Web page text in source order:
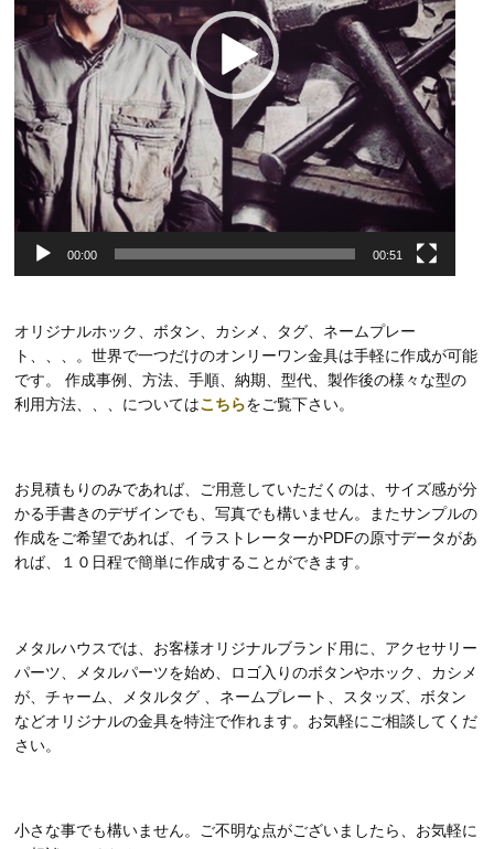
00:00 00:51
オリジナルホック、ボタン、カシメ、タグ、ネームプレー
ト、、、。世界で一つだけのオンリーワン金具は手軽に作成が可能
です。 作成事例、方法、手順、納期、型代、製作後の様々な型の
利用方法、、、についてはこちらをご覧下さい。
お見積もりのみであれば、ご用意していただくのは、サイズ感が分
かる手書きのデザインでも、写真でも構いません。またサンプルの
作成をご希望であれば、イラストレーターかPDFの原寸データがあ
れば、１０日程で簡単に作成することができます。
メタルハウスでは、お客様オリジナルブランド用に、アクセサリー
パーツ、メタルパーツを始め、ロゴ入りのボタンやホック、カシメ
が、チャーム、メタルタグ 、ネームプレート、スタッズ、ボタン
などオリジナルの金具を特注で作れます。お気軽にご相談してくだ
さい。
小さな事でも構いません。ご不明な点がございましたら、お気軽に